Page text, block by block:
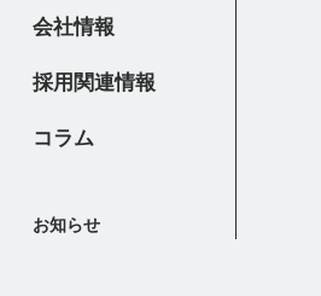
会社情報
採用関連情報
コラム
お知らせ